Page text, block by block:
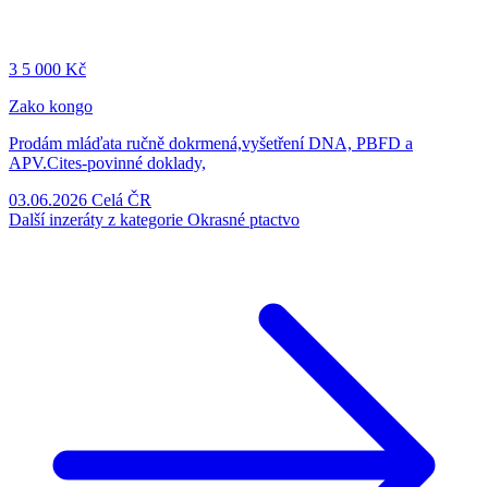
3 5 000 Kč
Zako kongo
Prodám mláďata ručně dokrmená,vyšetření DNA, PBFD a
APV.Cites-povinné doklady,
03.06.2026 Celá ČR
Další inzeráty z kategorie Okrasné ptactvo